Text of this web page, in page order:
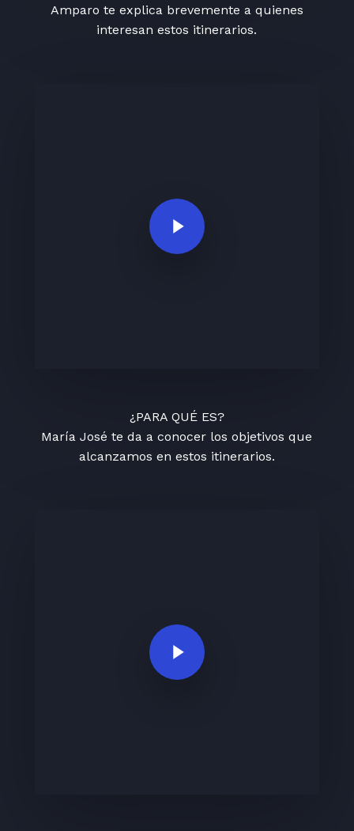
Amparo te explica brevemente a quienes
interesan estos itinerarios.
Play Video
¿PARA QUÉ ES?
María José te da a conocer los objetivos que
alcanzamos en estos itinerarios.
Play Video